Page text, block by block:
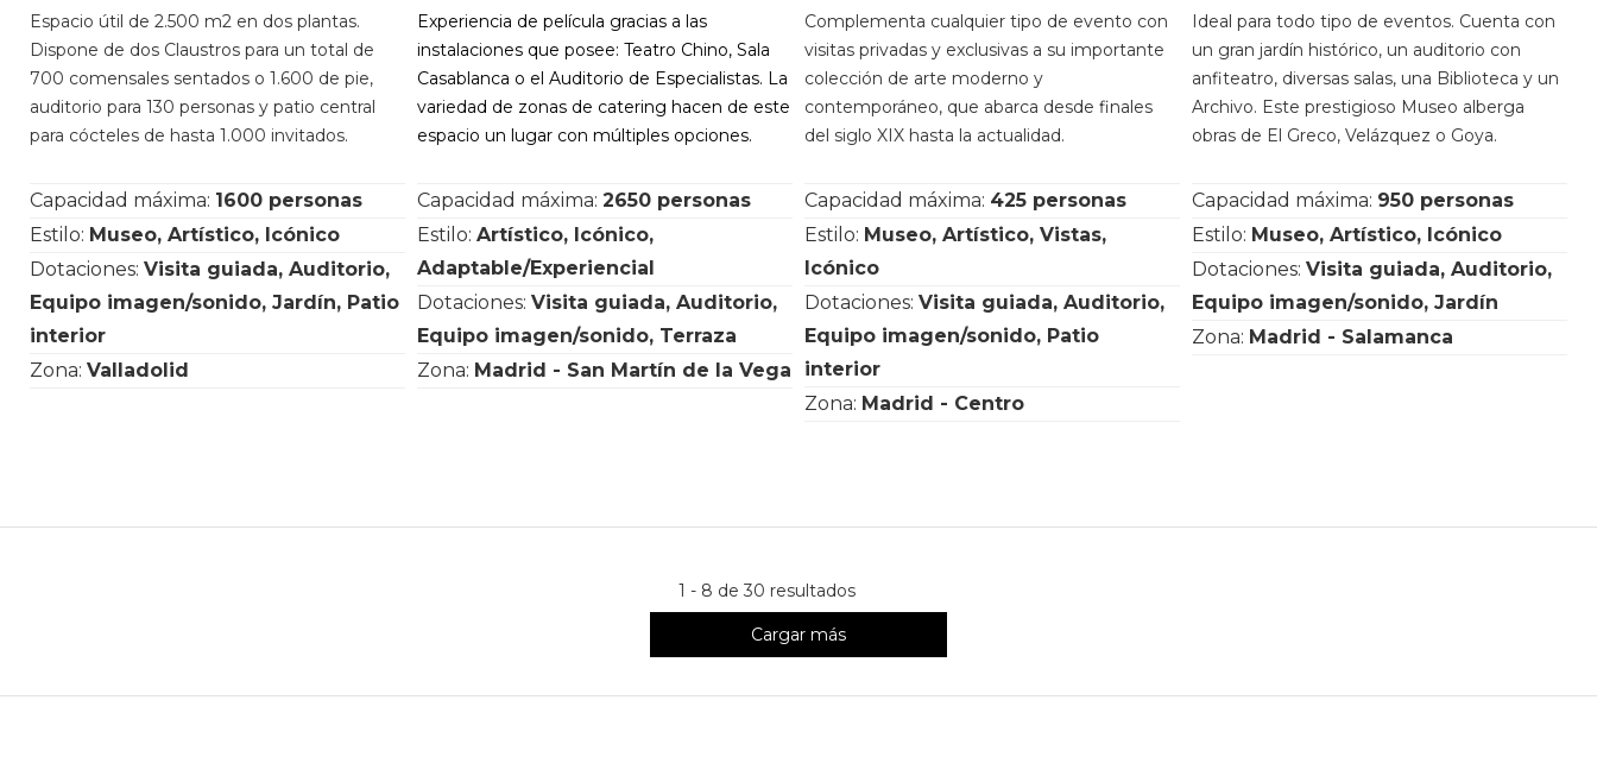
Espacio útil de 2.500 m2 en dos plantas.
Dispone de dos Claustros para un total de
700 comensales sentados o 1.600 de pie,
auditorio para 130 personas y patio central
para cócteles de hasta 1.000 invitados.
Capacidad máxima: 1600 personas
Estilo: Museo, Artístico, Icónico
Dotaciones: Visita guiada, Auditorio,
Equipo imagen/sonido, Jardín, Patio
interior
Zona: Valladolid
Experiencia de película gracias a las
instalaciones que posee: Teatro Chino, Sala
Casablanca o el Auditorio de Especialistas. La
variedad de zonas de catering hacen de este
espacio un lugar con múltiples opciones.
Capacidad máxima: 2650 personas
Estilo: Artístico, Icónico,
Adaptable/Experiencial
Dotaciones: Visita guiada, Auditorio,
Equipo imagen/sonido, Terraza
Zona: Madrid - San Martín de la Vega
Complementa cualquier tipo de evento con
visitas privadas y exclusivas a su importante
colección de arte moderno y
contemporáneo, que abarca desde finales
del siglo XIX hasta la actualidad.
Capacidad máxima: 425 personas
Estilo: Museo, Artístico, Vistas,
Icónico
Dotaciones: Visita guiada, Auditorio,
Equipo imagen/sonido, Patio
interior
Zona: Madrid - Centro
Ideal para todo tipo de eventos. Cuenta con
un gran jardín histórico, un auditorio con
anfiteatro, diversas salas, una Biblioteca y un
Archivo. Este prestigioso Museo alberga
obras de El Greco, Velázquez o Goya.
Capacidad máxima: 950 personas
Estilo: Museo, Artístico, Icónico
Dotaciones: Visita guiada, Auditorio,
Equipo imagen/sonido, Jardín
Zona: Madrid - Salamanca
1 - 8 de 30 resultados
Cargar más